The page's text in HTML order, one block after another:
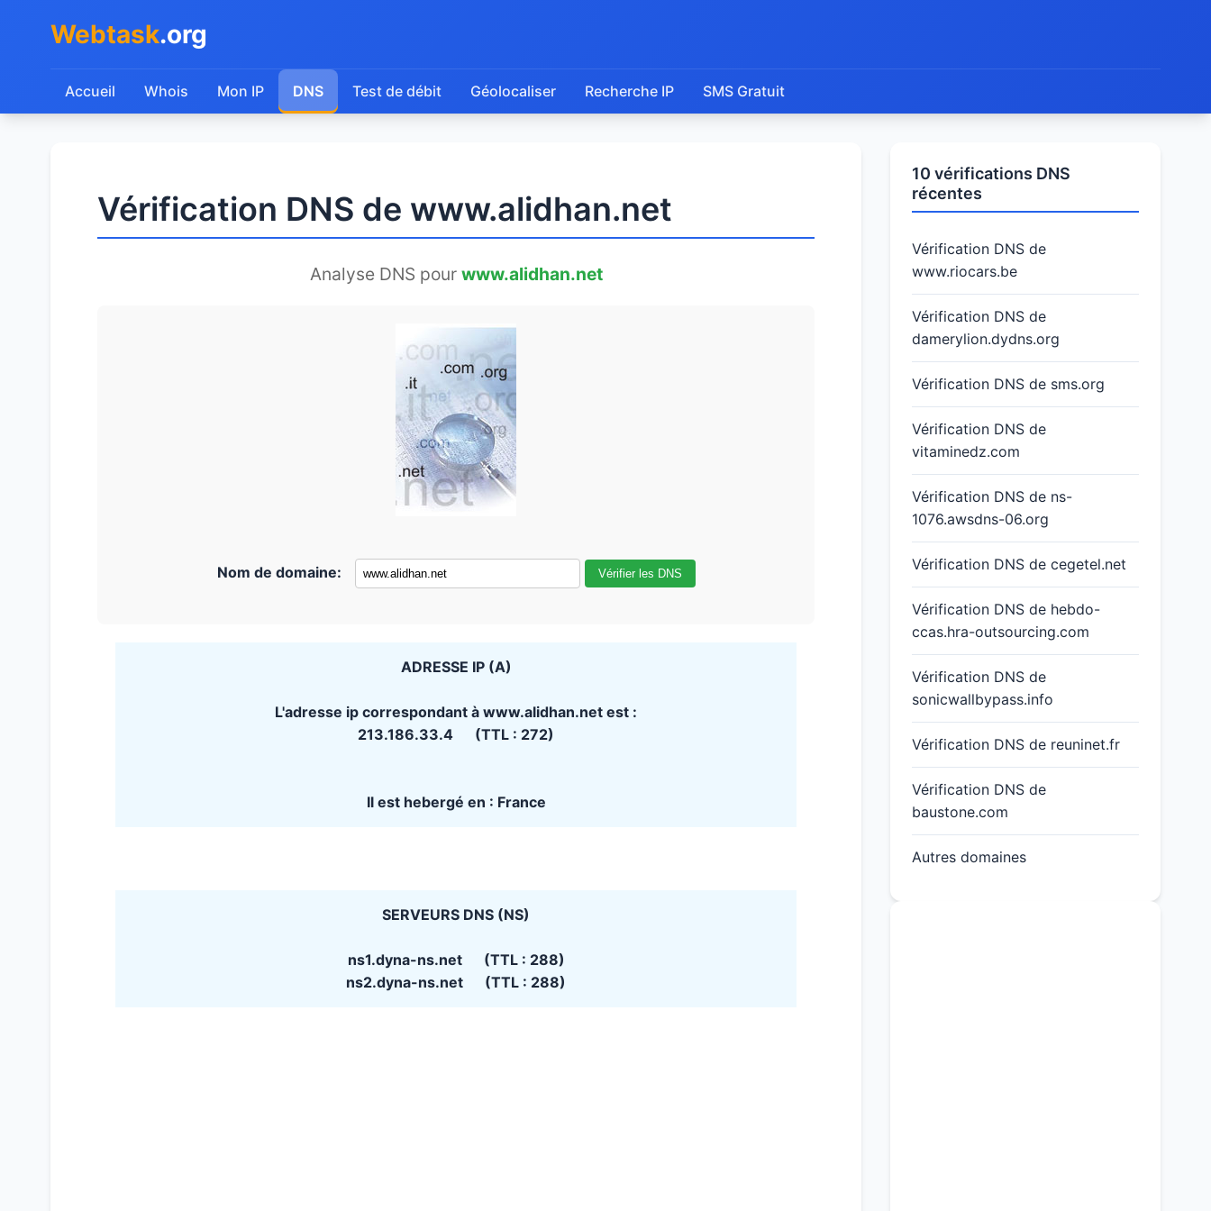
Webtask.org
Accueil Whois Mon IP DNS Test de débit Géolocaliser Recherche IP SMS Gratuit
Vérification DNS de www.alidhan.net
Analyse DNS pour www.alidhan.net
Nom de domaine: Vérifier les DNS
ADRESSE IP (A)
L'adresse ip correspondant à www.alidhan.net est :
213.186.33.4 (TTL : 272)
Il est hebergé en : France
SERVEURS DNS (NS)
ns1.dyna-ns.net (TTL : 288)
ns2.dyna-ns.net (TTL : 288)
10 vérifications DNS
récentes
Vérification DNS de
www.riocars.be
Vérification DNS de
damerylion.dydns.org
Vérification DNS de sms.org
Vérification DNS de
vitaminedz.com
Vérification DNS de ns-
1076.awsdns-06.org
Vérification DNS de cegetel.net
Vérification DNS de hebdo-
ccas.hra-outsourcing.com
Vérification DNS de
sonicwallbypass.info
Vérification DNS de reuninet.fr
Vérification DNS de
baustone.com
Autres domaines